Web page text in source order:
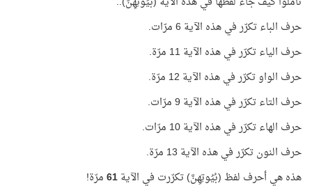
حرف الباء تكرّر في هذه الآية 6 مرّات.
حرف الياء تكرّر في هذه الآية 11 مرّة.
حرف الواو تكرّر في هذه الآية 12 مرّة.
حرف التاء تكرّر في هذه الآية 9 مرّات.
حرف الهاء تكرّر في هذه الآية 10 مرّات.
حرف النون تكرّر في هذه الآية 13 مرّة.
هذه هي أحرف لفظ (بُيُوتِهِنَّ) تكرّرت في الآية61مرّة!